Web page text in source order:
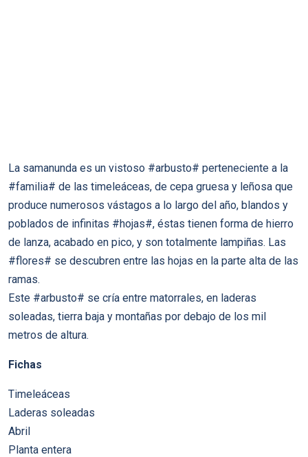
La samanunda es un vistoso #arbusto# perteneciente a la
#familia# de las timeleáceas, de cepa gruesa y leñosa que
produce numerosos vástagos a lo largo del año, blandos y
poblados de infinitas #hojas#, éstas tienen forma de hierro
de lanza, acabado en pico, y son totalmente lampiñas. Las
#flores# se descubren entre las hojas en la parte alta de las
ramas.
Este #arbusto# se cría entre matorrales, en laderas
soleadas, tierra baja y montañas por debajo de los mil
metros de altura.
Fichas
Timeleáceas
Laderas soleadas
Abril
Planta entera